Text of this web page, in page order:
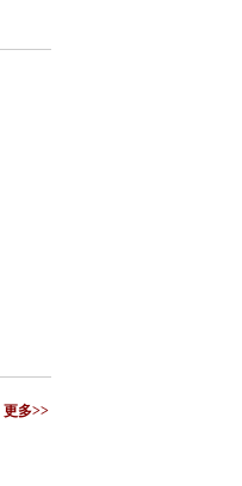
更多>>